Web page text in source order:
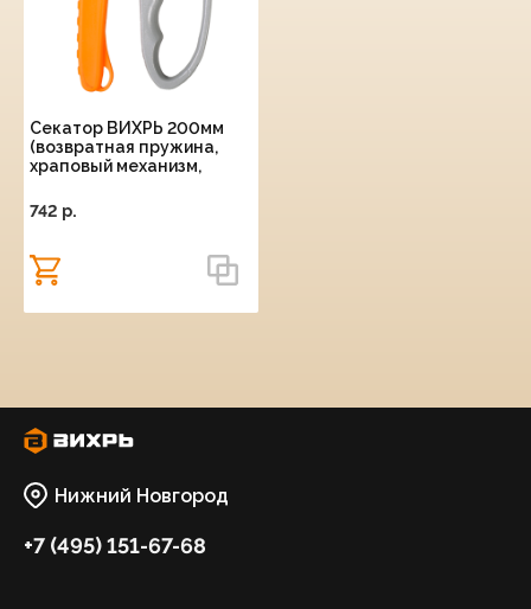
Секатор ВИХРЬ 200мм
(возвратная пружина,
храповый механизм,
обрезиненные рукоятки)
742 p.
Нижний Новгород
+7 (495) 151-67-68